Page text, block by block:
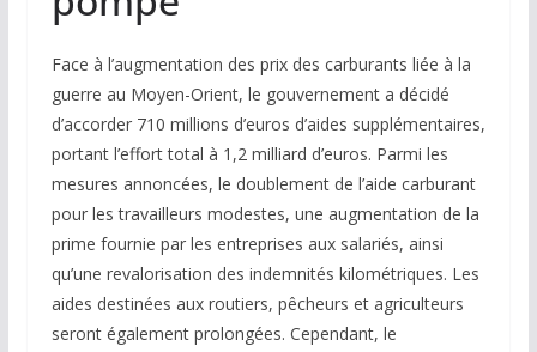
Face à l’augmentation des prix des carburants liée à la
guerre au Moyen-Orient, le gouvernement a décidé
d’accorder 710 millions d’euros d’aides supplémentaires,
portant l’effort total à 1,2 milliard d’euros. Parmi les
mesures annoncées, le doublement de l’aide carburant
pour les travailleurs modestes, une augmentation de la
prime fournie par les entreprises aux salariés, ainsi
qu’une revalorisation des indemnités kilométriques. Les
aides destinées aux routiers, pêcheurs et agriculteurs
seront également prolongées. Cependant, le